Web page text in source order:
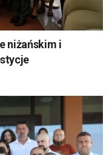
niżańskim i